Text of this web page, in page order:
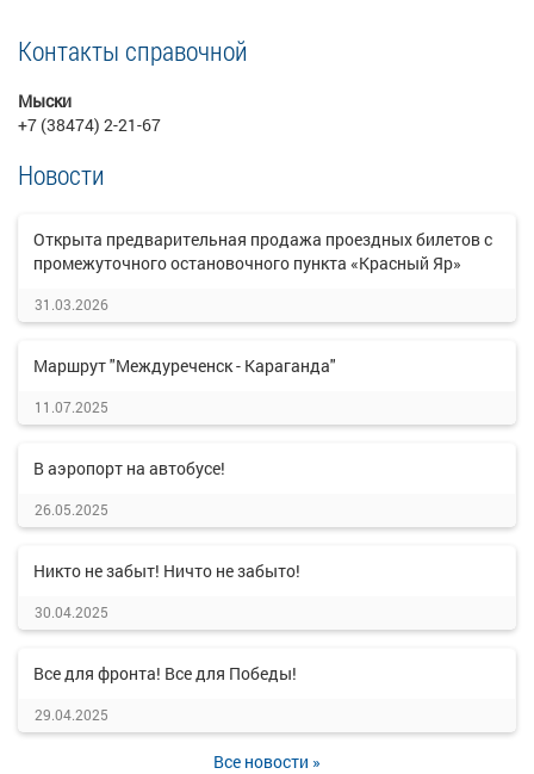
Контакты справочной
Мыски
+7 (38474) 2-21-67
Новости
Открыта предварительная продажа проездных билетов с
промежуточного остановочного пункта «Красный Яр»
31.03.2026
Маршрут "Междуреченск - Караганда"
11.07.2025
В аэропорт на автобусе!
26.05.2025
Никто не забыт! Ничто не забыто!
30.04.2025
Все для фронта! Все для Победы!
29.04.2025
Все новости »